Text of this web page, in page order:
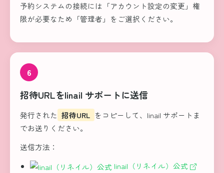
予約システムの接続には「アカウント設定の変更」権
限が必要なため「管理者」をご選択ください。
6
招待URLをlinail サポートに送信
発行された 招待URL をコピーして、linail サポートま
でお送りください。
送信方法：
linail（リネイル）公式